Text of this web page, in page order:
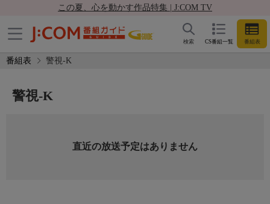
この夏、心を動かす作品特集 | J:COM TV
CS番組一覧 番組表
検索
番組表 警視-K
警視-K
直近の放送予定はありません